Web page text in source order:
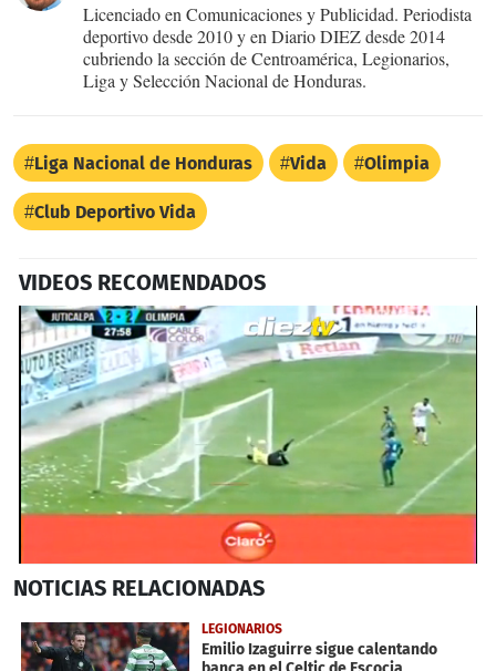
Licenciado en Comunicaciones y Publicidad. Periodista
deportivo desde 2010 y en Diario DIEZ desde 2014
cubriendo la sección de Centroamérica, Legionarios,
Liga y Selección Nacional de Honduras.
Liga Nacional de Honduras Vida Olimpia
Club Deportivo Vida
VIDEOS RECOMENDADOS
seconds
33
seconds
NOTICIAS RELACIONADAS
LEGIONARIOS
Emilio Izaguirre sigue calentando